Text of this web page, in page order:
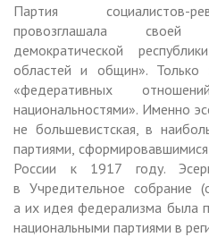
Партия социалистов-
провозглашала своей
демократической
областей и общин». Только
«федеративных
национальностями». Именно
не большевистская, в
партиями,
России к 1917 году.
в Учредительное собрание
а их идея федерализма была
национальными партиями в